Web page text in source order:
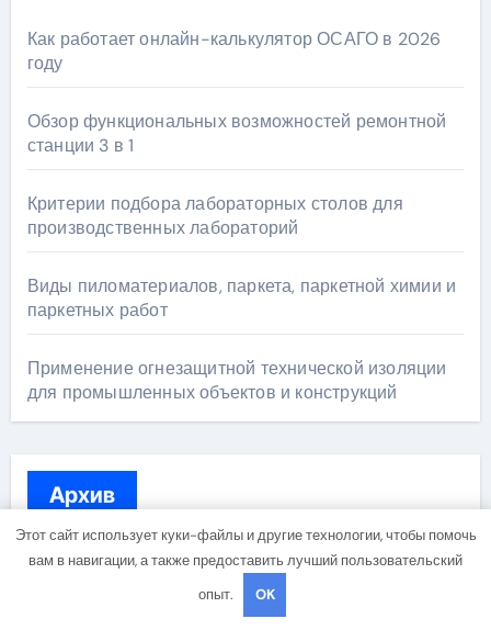
Как работает онлайн-калькулятор ОСАГО в 2026
году
Обзор функциональных возможностей ремонтной
станции 3 в 1
Критерии подбора лабораторных столов для
производственных лабораторий
Виды пиломатериалов, паркета, паркетной химии и
паркетных работ
Применение огнезащитной технической изоляции
для промышленных объектов и конструкций
Архив
Июль 2026
Этот сайт использует куки-файлы и другие технологии, чтобы помочь
вам в навигации, а также предоставить лучший пользовательский
опыт.
OK